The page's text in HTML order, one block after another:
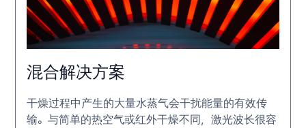
混合解决方案
干燥过程中产生的大量水蒸气会干扰能量的有效传
输。与简单的热空气或红外干燥不同，激光波长很容